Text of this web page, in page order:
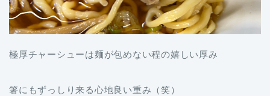
極厚チャーシューは麺が包めない程の嬉しい厚み
箸にもずっしり来る心地良い重み（笑）